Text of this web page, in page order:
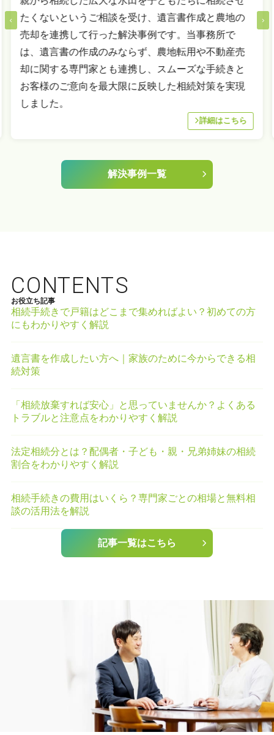
たくないというご相談を受け、遺言書作成と農地の
売却を連携して行った解決事例です。当事務所で
は、遺言書の作成のみならず、農地転用や不動産売
却に関する専門家とも連携し、スムーズな手続きと
お客様のご意向を最大限に反映した相続対策を実現
しました。
詳細はこちら
解決事例一覧
CONTENTS
お役立ち記事
相続手続きで戸籍はどこまで集めればよい？初めての方
にもわかりやすく解説
遺言書を作成したい方へ｜家族のために今からできる相
続対策
「相続放棄すれば安心」と思っていませんか？よくある
トラブルと注意点をわかりやすく解説
法定相続分とは？配偶者・子ども・親・兄弟姉妹の相続
割合をわかりやすく解説
相続手続きの費用はいくら？専門家ごとの相場と無料相
談の活用法を解説
記事一覧はこちら